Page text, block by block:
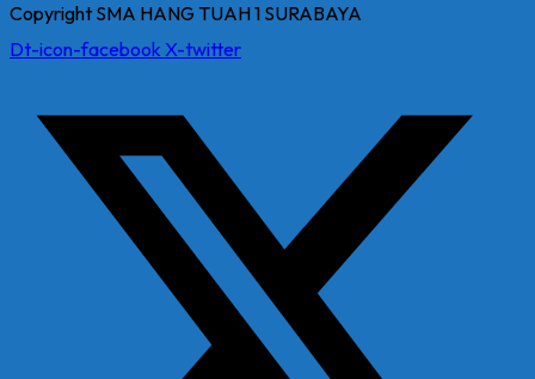
Copyright SMA HANG TUAH 1 SURABAYA
Dt-icon-facebook X-twitter